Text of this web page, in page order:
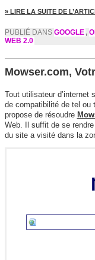
» LIRE LA SUITE DE
PUBLIÉ DANS GOOGLE ,
WEB 2.0
Mowser.com,
Tout utilisateur d’internet
de compatibilitéde tel ou
propose de résoudre
Web. Il suffit de se
du site a visité dans la